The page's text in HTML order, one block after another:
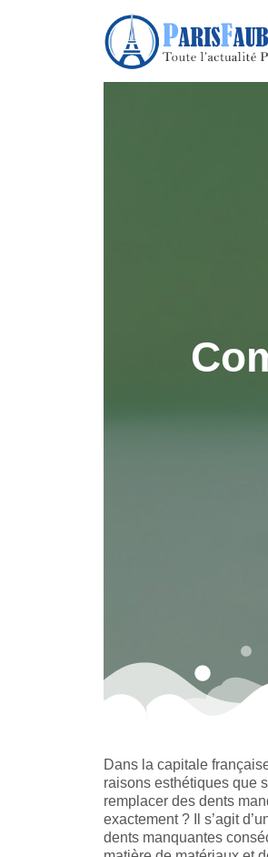
Dans la capitale
raisons esthétiques que
remplacer des dents
exactement ? Il s’agit
dents manquantes